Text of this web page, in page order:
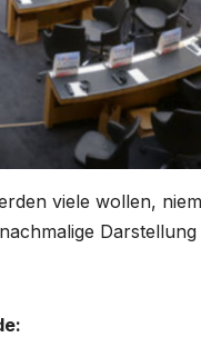
viele wollen,
Darstellung